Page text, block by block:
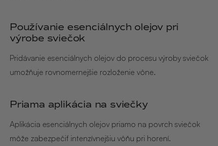
Používanie esenciálnych olejov pri
výrobe sviečok
Pridávanie esenciálnych olejov do procesu výroby sviečok
umožňuje rovnomernejšie rozloženie vône.
Priama aplikácia na sviečky
Aplikácia esenciálnych olejov priamo na povrch sviečok
môže zabezpečiť intenzívnejšiu vôňu pri horení.